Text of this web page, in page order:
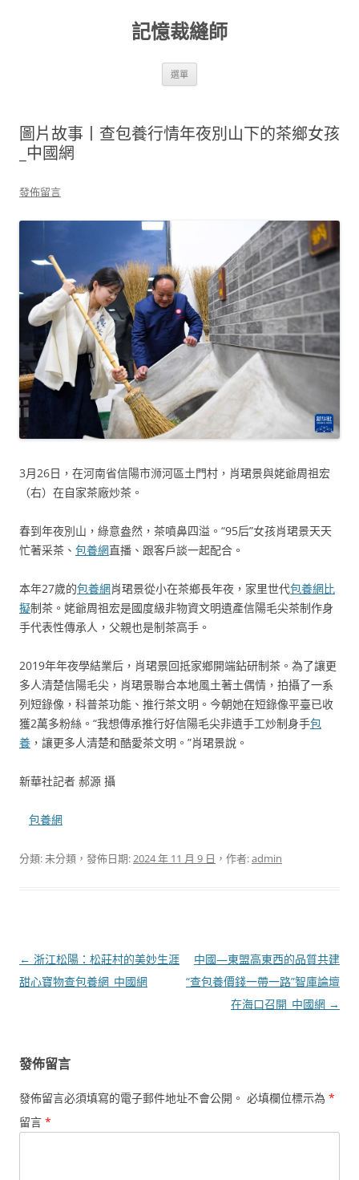
記憶裁縫師
選單
圖片故事丨查包養行情年夜別山下的茶鄉女孩
_中國網
發佈留言
3月26日，在河南省信陽市浉河區土門村，肖珺景與姥爺周祖宏
（右）在自家茶廠炒茶。
春到年夜別山，綠意盎然，茶噴鼻四溢。“95后”女孩肖珺景天天
忙著采茶、 包養網直播、跟客戶談一起配合。
本年27歲的包養網肖珺景從小在茶鄉長年夜，家里世代包養網比
擬制茶。姥爺周祖宏是國度級非物資文明遺產信陽毛尖茶制作身
手代表性傳承人，父親也是制茶高手。
2019年年夜學結業后，肖珺景回抵家鄉開端鉆研制茶。為了讓更
多人清楚信陽毛尖，肖珺景聯合本地風土著土偶情，拍攝了一系
列短錄像，科普茶功能、推行茶文明。今朝她在短錄像平臺已收
獲2萬多粉絲。“我想傳承推行好信陽毛尖非遺手工炒制身手包
養 ，讓更多人清楚和酷愛茶文明。”肖珺景說。
新華社記者 郝源 攝
包養網
分類: 未分類，發佈日期:2024 年 11 月 9 日 ，作者:admin
文
章
← 浙江松陽：松莊村的美妙生涯
甜心寶物查包養網_中國網
中國—東盟高東西的品質共建
“查包養價錢一帶一路”智庫論壇
在海口召開_中國網 →
發佈留言
發佈留言必須填寫的電子郵件地址不會公開。 必填欄位標示為 *
留言 *